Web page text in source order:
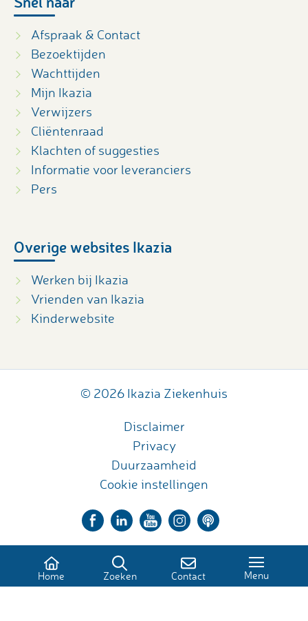
Afspraak & Contact
Bezoektijden
Wachttijden
Mijn Ikazia
Verwijzers
Cliëntenraad
Klachten of suggesties
Informatie voor leveranciers
Pers
Overige websites Ikazia
Werken bij Ikazia
Vrienden van Ikazia
Kinderwebsite
© 2026 Ikazia Ziekenhuis
Disclaimer
Privacy
Duurzaamheid
Cookie instellingen
Home Zoeken Contact Menu